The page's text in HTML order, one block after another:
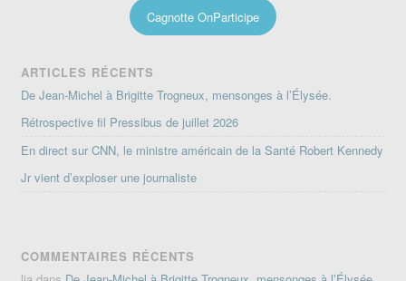
Cagnotte OnParticipe
ARTICLES RÉCENTS
De Jean-Michel à Brigitte Trogneux, mensonges à l’Élysée.
Rétrospective fil Pressibus de juillet 2026
En direct sur CNN, le ministre américain de la Santé Robert Kennedy
Jr vient d’exploser une journaliste
COMMENTAIRES RÉCENTS